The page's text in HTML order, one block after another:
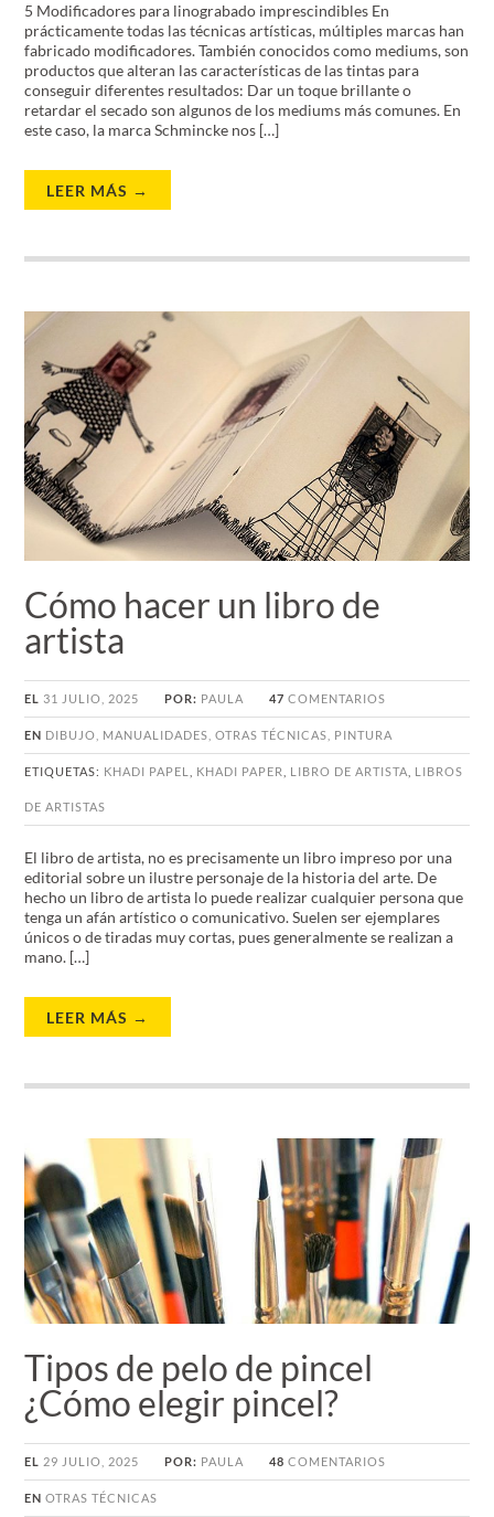
5 Modificadores para linograbado imprescindibles En
prácticamente todas las técnicas artísticas, múltiples marcas han
fabricado modificadores. También conocidos como mediums, son
productos que alteran las características de las tintas para
conseguir diferentes resultados: Dar un toque brillante o
retardar el secado son algunos de los mediums más comunes. En
este caso, la marca Schmincke nos […]
LEER MÁS →
Cómo hacer un libro de
artista
EL 31 JULIO, 2025 POR: PAULA 47 COMENTARIOS
EN DIBUJO MANUALIDADES ,OTRAS TÉCNICAS PINTURA
ETIQUETAS: KHADI PAPEL KHADI PAPER LIBRO DE ARTISTA LIBROS
DE ARTISTAS
El libro de artista, no es precisamente un libro impreso por una
editorial sobre un ilustre personaje de la historia del arte. De
hecho un libro de artista lo puede realizar cualquier persona que
tenga un afán artístico o comunicativo. Suelen ser ejemplares
únicos o de tiradas muy cortas, pues generalmente se realizan a
mano. […]
LEER MÁS →
Tipos de pelo de pincel
¿Cómo elegir pincel?
EL 29 JULIO, 2025 POR: PAULA 48 COMENTARIOS
EN OTRAS TÉCNICAS